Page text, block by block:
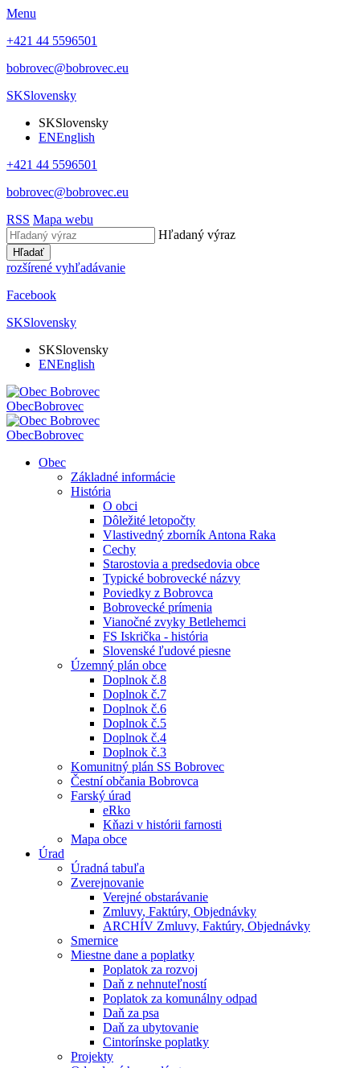
Menu
+421 44 5596501
bobrovec@bobrovec.eu
SKSlovensky
SKSlovensky
ENEnglish
+421 44 5596501
bobrovec@bobrovec.eu
RSS Mapa webu
Hľadaný výraz
Hľadať
rozšírené vyhľadávanie
Facebook
SKSlovensky
SKSlovensky
ENEnglish
ObecBobrovec
ObecBobrovec
Obec
Základné informácie
História
O obci
Dôležité letopočty
Vlastivedný zborník Antona Raka
Cechy
Starostovia a predsedovia obce
Typické bobrovecké názvy
Poviedky z Bobrovca
Bobrovecké prímenia
Vianočné zvyky Betlehemci
FS Iskrička - história
Slovenské ľudové piesne
Územný plán obce
Doplnok č.8
Doplnok č.7
Doplnok č.6
Doplnok č.5
Doplnok č.4
Doplnok č.3
Komunitný plán SS Bobrovec
Čestní občania Bobrovca
Farský úrad
eRko
Kňazi v histórii farnosti
Mapa obce
Úrad
Úradná tabuľa
Zverejnovanie
Verejné obstarávanie
Zmluvy, Faktúry, Objednávky
ARCHÍV Zmluvy, Faktúry, Objednávky
Smernice
Miestne dane a poplatky
Poplatok za rozvoj
Daň z nehnuteľností
Poplatok za komunálny odpad
Daň za psa
Daň za ubytovanie
Cintorínske poplatky
Projekty